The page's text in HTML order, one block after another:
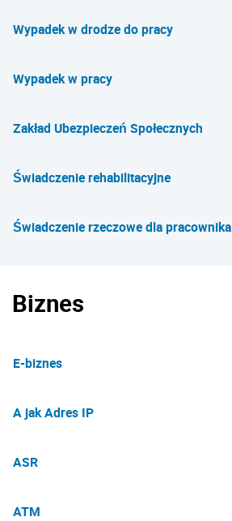
Wypadek w drodze do pracy
Wypadek w pracy
Zakład Ubezpieczeń Społecznych
Świadczenie rehabilitacyjne
Świadczenie rzeczowe dla pracownika
Biznes
E-biznes
A jak Adres IP
ASR
ATM